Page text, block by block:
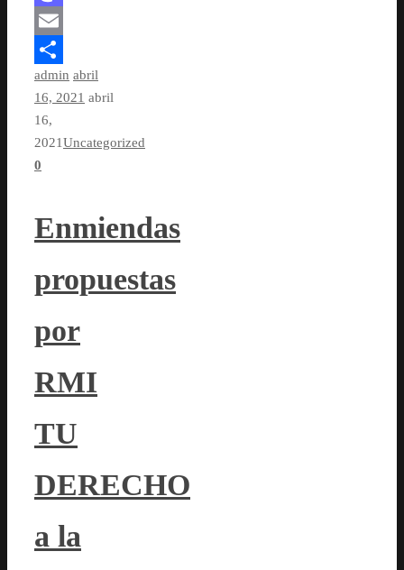
Mastodon
Email
Compartir
admin abril
16, 2021 abril
16,
2021Uncategorized
0
Enmiendas
propuestas
por
RMI
TU
DERECHO
a la